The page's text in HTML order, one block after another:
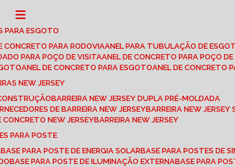
PARA ESGOTO
CONCRETO PARA RODOVIA ANEL PARA TUBULAÇÃO DE
PARA POÇO DE VISITA ANEL DE CONCRETO PARA POÇO
ANEL DE CONCRETO PARA ESGOTO ANEL DE CONCRETO
NEW JERSEY
BARREIRA NEW JERSEY DUPLA PRÉ-MOLDADA
DE BARREIRA NEW JERSEY BARREIRA NEW
CONCRETO NEW JERSEY BARREIRA NEW JERSEY
PARA POSTE
BASE PARA POSTE DE ENERGIA SOLAR BASE PARA POSTES DE
BASE PARA POSTE DE ILUMINAÇÃO EXTERNA BASE PARA